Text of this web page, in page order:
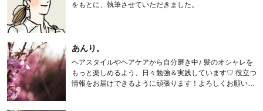
をもとに、執筆させていただきました。
あんり。
ヘアスタイルやヘアケアから自分磨き中♪ 髪のオシャレを
もっと楽しめるよう、日々勉強＆実践しています♡ 役立つ
情報をお届けできるように頑張ります！よろしくお願いし